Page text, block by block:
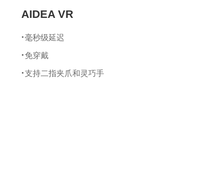
AIDEA VR
毫秒级延迟
免穿戴
支持二指夹爪和灵巧手